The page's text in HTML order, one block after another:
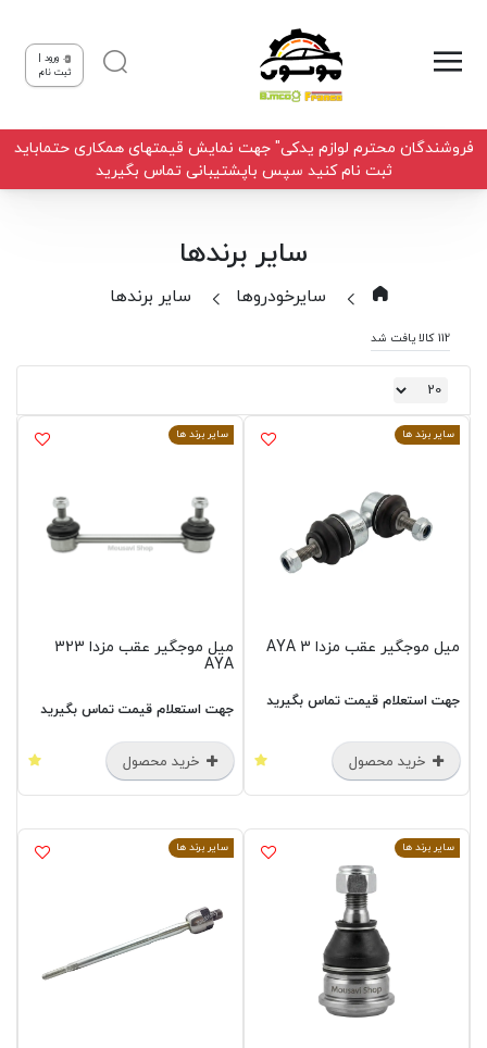
ورود |
ثبت نام
فروشندگان محترم لوازم یدکی" جهت نمایش قیمتهای همکاری حتماباید
ثبت نام کنید سپس باپشتیبانی تماس بگیرید
سایر برندها
سایرخودروها سایر برندها
112 کالا یافت شد
سایر برند ها
میل موجگیر عقب مزدا 3 AYA
جهت استعلام قیمت تماس بگیرید
خرید محصول
سایر برند ها
میل موجگیر عقب مزدا 323
AYA
جهت استعلام قیمت تماس بگیرید
خرید محصول
سایر برند ها سایر برند ها